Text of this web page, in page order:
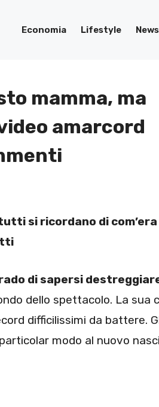
Economia Lifestyle News
mamma, ma
amarcord
si ricordano di
di sapersi
dello spettacolo. La sua
difficilissimi da battere.
modo al nuovo